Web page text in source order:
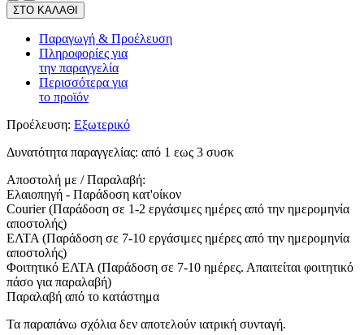
ΣΤΟ ΚΑΛΑΘΙ
Παραγωγή & Προέλευση
Πληροφορίες για
την παραγγελία
Περισσότερα για
το προϊόν
Προέλευση: Εξωτερικό
Δυνατότητα παραγγελίας: από 1 εως 3 συσκ
Αποστολή με / Παραλαβή:
Ελαιοπηγή - Παράδοση κατ'οίκον
Courier (Παράδοση σε 1-2 εργάσιμες ημέρες από την ημερομηνία
αποστολής)
ΕΛΤΑ (Παράδοση σε 7-10 εργάσιμες ημέρες από την ημερομηνία
αποστολής)
Φοιτητικό ΕΛΤΑ (Παράδοση σε 7-10 ημέρες. Απαιτείται φοιτητικό
πάσο για παραλαβή)
Παραλαβή από το κατάστημα
Τα παραπάνω σχόλια δεν αποτελούν ιατρική συνταγή.